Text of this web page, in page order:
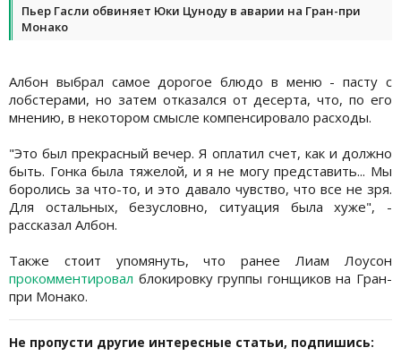
Пьер Гасли обвиняет Юки Цуноду в аварии на Гран-при
Монако
Албон выбрал самое дорогое блюдо в меню - пасту с
лобстерами, но затем отказался от десерта, что, по его
мнению, в некотором смысле компенсировало расходы.
"Это был прекрасный вечер. Я оплатил счет, как и должно
быть. Гонка была тяжелой, и я не могу представить... Мы
боролись за что-то, и это давало чувство, что все не зря.
Для остальных, безусловно, ситуация была хуже", -
рассказал Албон.
Также стоит упомянуть, что ранее Лиам Лоусон
прокомментировал блокировку группы гонщиков на Гран-
при Монако.
Не пропусти другие интересные статьи, подпишись: